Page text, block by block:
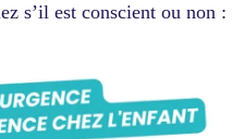
s’il est conscient ou non :